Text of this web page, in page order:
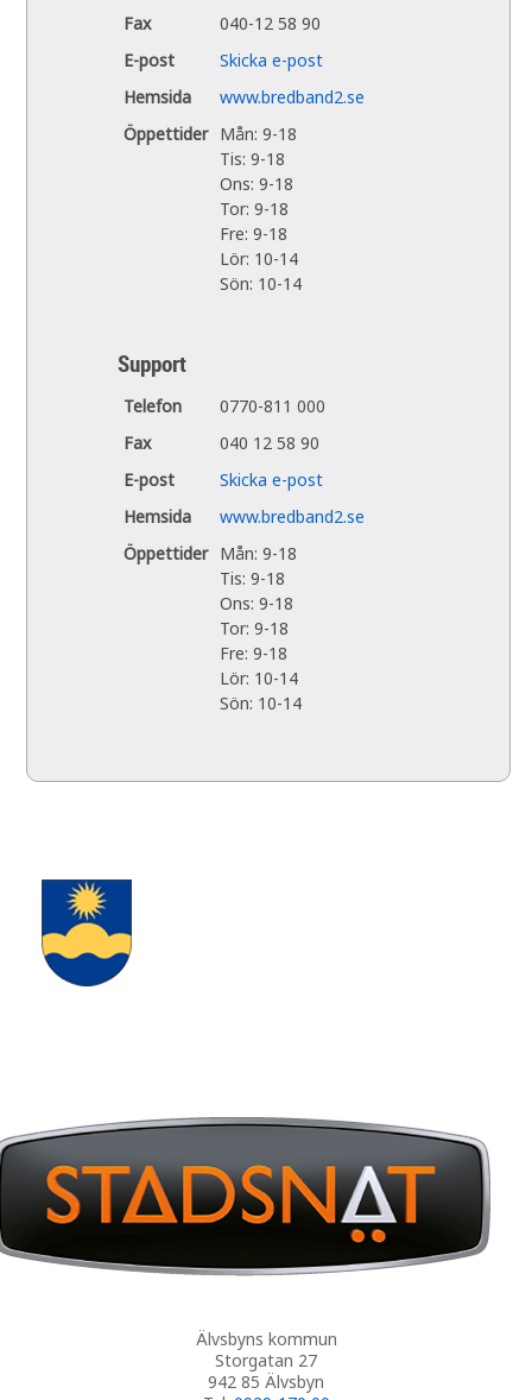
Fax
040-12 58 90
E-post
Skicka e-post
Hemsida
www.bredband2.se
Öppettider Mån: 9-18
Tis: 9-18
Ons: 9-18
Tor: 9-18
Fre: 9-18
Lör: 10-14
Sön: 10-14
Support
Telefon
0770-811 000
Fax
040 12 58 90
E-post
Skicka e-post
Hemsida
www.bredband2.se
Öppettider Mån: 9-18
Tis: 9-18
Ons: 9-18
Tor: 9-18
Fre: 9-18
Lör: 10-14
Sön: 10-14
Älvsbyns kommun
Storgatan 27
942 85 Älvsbyn